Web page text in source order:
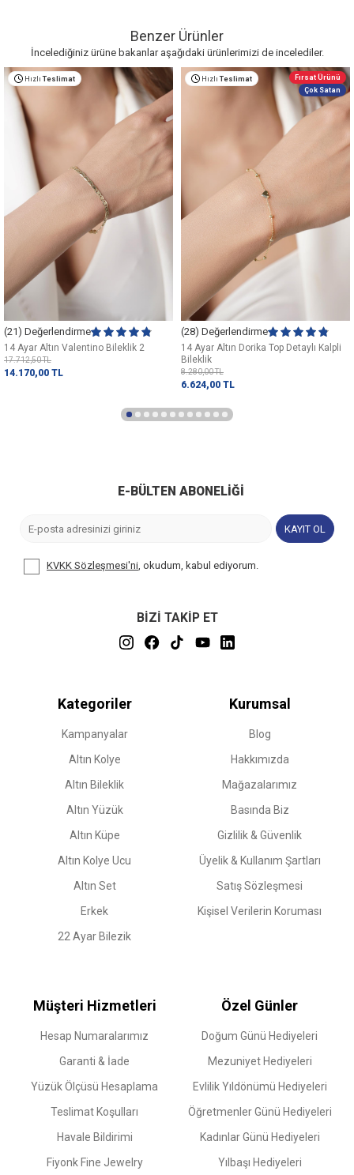
Benzer Ürünler
İncelediğiniz ürüne bakanlar aşağıdaki ürünlerimizi de incelediler.
Hızlı Teslimat
(21) Değerlendirme
14 Ayar Altın Valentino Bileklik 2
17.712,50TL
14.170,00 TL
Hızlı Teslimat
Fırsat Ürünü
Çok Satan
(28) Değerlendirme
14 Ayar Altın Dorika Top Detaylı Kalpli
Bileklik
8.280,00TL
6.624,00 TL
E-BÜLTEN ABONELIĞI
KAYIT OL
KVKK Sözleşmesi'ni, okudum, kabul ediyorum.
BİZİ TAKİP ET
Kategoriler
Kampanyalar
Altın Kolye
Altın Bileklik
Altın Yüzük
Altın Küpe
Altın Kolye Ucu
Altın Set
Erkek
22 Ayar Bilezik
Kurumsal
Blog
Hakkımızda
Mağazalarımız
Basında Biz
Gizlilik & Güvenlik
Üyelik & Kullanım Şartları
Satış Sözleşmesi
Kişisel Verilerin Koruması
Müşteri Hizmetleri
Hesap Numaralarımız
Garanti & İade
Yüzük Ölçüsü Hesaplama
Teslimat Koşulları
Havale Bildirimi
Fiyonk Fine Jewelry
Özel Günler
Doğum Günü Hediyeleri
Mezuniyet Hediyeleri
Evlilik Yıldönümü Hediyeleri
Öğretmenler Günü Hediyeleri
Kadınlar Günü Hediyeleri
Yılbaşı Hediyeleri